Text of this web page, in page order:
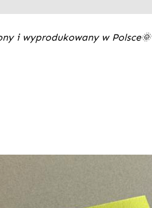
i wyprodukowany w Polsce🌞